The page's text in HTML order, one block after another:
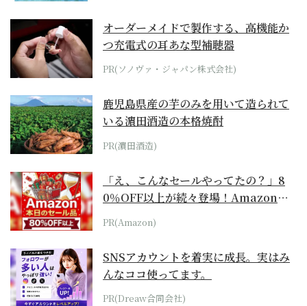
オーダーメイドで製作する、高機能か
つ充電式の耳あな型補聴器
PR(ソノヴァ・ジャパン株式会社)
鹿児島県産の芋のみを用いて造られて
いる濵田酒造の本格焼酎
PR(濵田酒造)
「え、こんなセールやってたの？」8
0％OFF以上が続々登場！Amazonの
本気が...
PR(Amazon)
SNSアカウントを着実に成長。実はみ
んなココ使ってます。
PR(Dreaw合同会社)